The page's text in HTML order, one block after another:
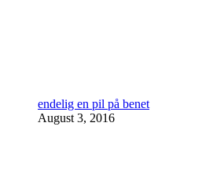
endelig en pil på benet
August 3, 2016